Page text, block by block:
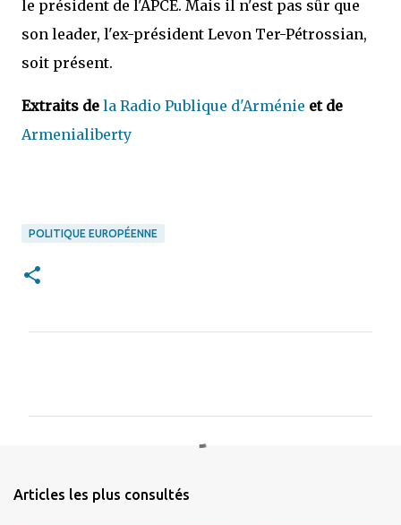
le président de l'APCE. Mais il n'est pas sûr que
son leader, l'ex-président Levon Ter-Pétrossian,
soit présent.
Extraits de la Radio Publique d'Arménie et de
Armenialiberty
POLITIQUE EUROPÉENNE
n
Articles les plus consultés